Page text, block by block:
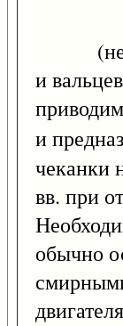
и
и
чеканки
вв. при
обычно